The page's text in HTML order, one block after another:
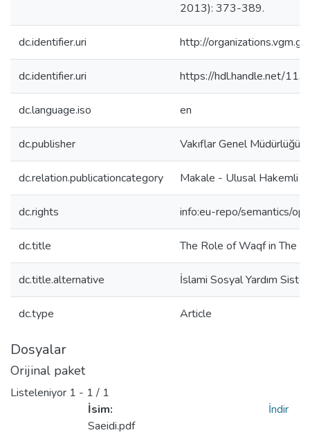
2013): 373-389.
dc.identifier.uri http://
dc.identifier.uri https://hdl.handle.net/
dc.language.iso en
dc.publisher Vakıflar Genel Müdürlüğü
dc.relation.publicationcategory Makale - Ulusal Hakemli
dc.rights info:eu-repo/semantics/
dc.title The Role of Waqf in The
dc.title.alternative İslami Sosyal Yardım
dc.type Article
Dosyalar
Orijinal paket
Listeleniyor 1 - 1 / 1
İsim:
Saeidi.pdf
İndir